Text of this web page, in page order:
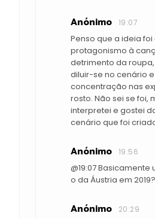
Anónimo 19:07
Penso que a ideia
protagonismo à
detrimento da
diluir-se no cenário
concentração nas
rosto. Não sei se foi,
interpretei e gostei
cenário que foi
Anónimo 19:56
@19:07
o da Áustria em 2019?
Anónimo 20:29